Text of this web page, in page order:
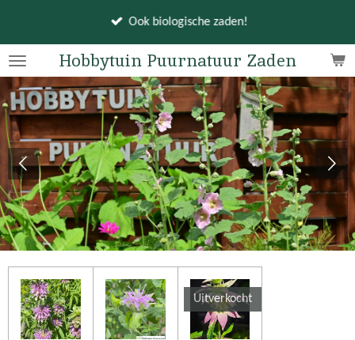
naar
de
hoofdinhoud
Hobbytuin Puurnatuur Zaden
Ook biologische zaden!
Uitverkocht